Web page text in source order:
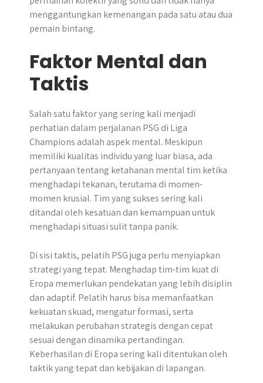
menggantungkan kemenangan pada satu atau dua
pemain bintang.
Faktor Mental dan
Taktis
Salah satu faktor yang sering kali menjadi
perhatian dalam perjalanan PSG di Liga
Champions adalah aspek mental. Meskipun
memiliki kualitas individu yang luar biasa, ada
pertanyaan tentang ketahanan mental tim ketika
menghadapi tekanan, terutama di momen-
momen krusial. Tim yang sukses sering kali
ditandai oleh kesatuan dan kemampuan untuk
menghadapi situasi sulit tanpa panik.
Di sisi taktis, pelatih PSG juga perlu menyiapkan
strategi yang tepat. Menghadap tim-tim kuat di
Eropa memerlukan pendekatan yang lebih disiplin
dan adaptif. Pelatih harus bisa memanfaatkan
kekuatan skuad, mengatur formasi, serta
melakukan perubahan strategis dengan cepat
sesuai dengan dinamika pertandingan.
Keberhasilan di Eropa sering kali ditentukan oleh
taktik yang tepat dan kebijakan di lapangan.